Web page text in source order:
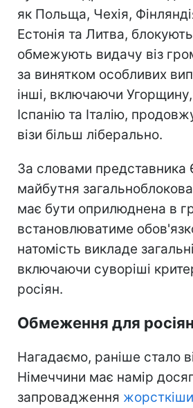
як Польща, Чехія,
Естонія та Литва,
обмежують видачу віз
за винятком особливих
інші, включаючи
Іспанію та Італію,
візи більш ліберально.
За словами представника
майбутня загальноблокова
має бути оприлюднена в
встановлюватиме
натомість викладе
включаючи суворіші
росіян.
Обмеження для
Нагадаємо, раніше стало
Німеччини має намір
запровадження